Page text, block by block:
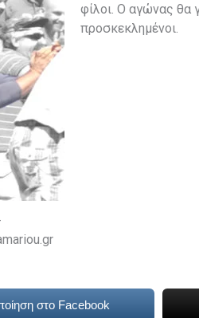
φίλοι. Ο αγώνας θα
προσκεκλημένοι.
στο Facebook